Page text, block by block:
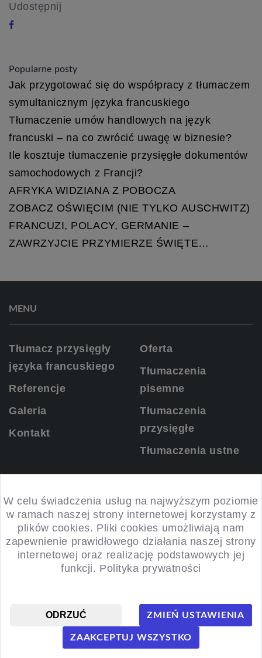
W celu świadczenia usług na najwyższym poziomie
w ramach naszej strony internetowej korzystamy z
plików cookies. Pliki cookies umożliwiają nam
zapewnienie prawidłowego działania naszej strony
internetowej oraz realizację podstawowych jej
funkcji. Polityka prywatności
ODRZUĆ ZMIEŃ USTAWIENIA
ZAAKCEPTUJ WSZYSTKO
Udostępnij
Popularne posty
Jak przygotować się do współpracy z tłumaczem
symultanicznym języka francuskiego
Tłumaczenie umów handlowych na język
francuski – na co zwrócić uwagę w biznesie?
Ile kosztuje tłumaczenie przysięgłe dokumentów
samochodowych z Francji?
AFRYKA WIDZIANA Z POBOCZA
ZOBACZ OŚWIĘCIM (NIE TYLKO AUSCHWITZ)
FRANCUZI, POLACY, GERMANIE –
ZAWRZYJCIE PRZYMIERZE ŚWIĘTE…
MENU
Tłumacz przysięgły
języka francuskiego
Referencje
Galeria
Kontakt
Oferta
Tłumaczenia
pisemne
Tłumaczenia
przysięgłe
Tłumaczenia ustne
KONTAKT
ul. Słotwiny 4, 32-091 Sieborowice
516 123 095
© Wszelkie prawa zastrzeżone.